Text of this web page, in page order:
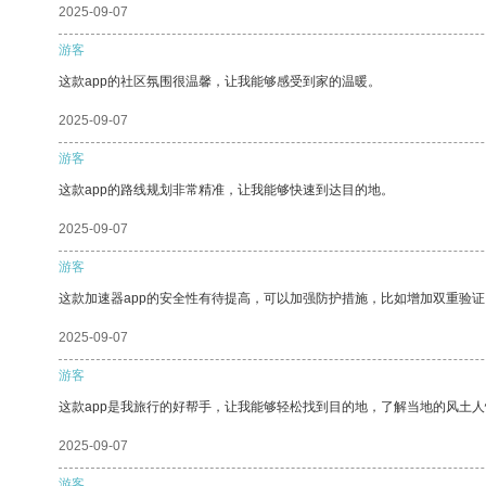
2025-09-07
游客
这款app的社区氛围很温馨，让我能够感受到家的温暖。
2025-09-07
游客
这款app的路线规划非常精准，让我能够快速到达目的地。
2025-09-07
游客
这款加速器app的安全性有待提高，可以加强防护措施，比如增加双重验
2025-09-07
游客
这款app是我旅行的好帮手，让我能够轻松找到目的地，了解当地的风土
2025-09-07